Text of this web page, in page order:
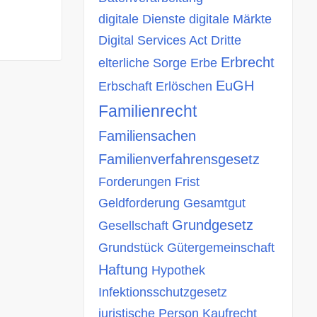
digitale Dienste digitale Märkte
Digital Services Act Dritte
elterliche Sorge Erbe Erbrecht
Erbschaft Erlöschen EuGH
Familienrecht
Familiensachen
Familienverfahrensgesetz
Forderungen Frist
Geldforderung Gesamtgut
Gesellschaft Grundgesetz
Grundstück Gütergemeinschaft
Haftung Hypothek
Infektionsschutzgesetz
juristische Person Kaufrecht